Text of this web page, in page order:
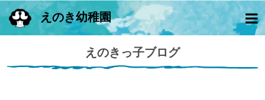
えのき幼稚園
えのきっ子ブログ